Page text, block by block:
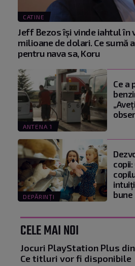
CATINE
Jeff Bezos își vinde iahtul în
milioane de dolari. Ce sumă
pentru nava sa, Koru
ANTENA 1
Ce a
DEPĂRINȚI
bune
CELE MAI NOI
Jocuri PlayStation Plus
Ce titluri vor fi disponibile